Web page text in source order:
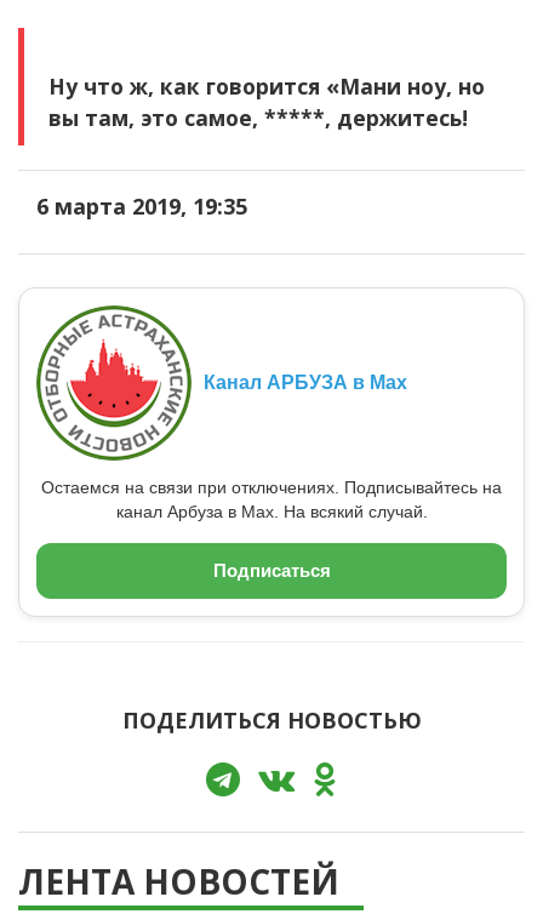
Ну что ж, как говорится «Мани ноу, но
вы там, это самое, *****, держитесь!
6 марта 2019, 19:35
Канал АРБУЗА в Max
Остаемся на связи при отключениях. Подписывайтесь на
канал Арбуза в Max. На всякий случай.
Подписаться
ПОДЕЛИТЬСЯ НОВОСТЬЮ
ЛЕНТА НОВОСТЕЙ